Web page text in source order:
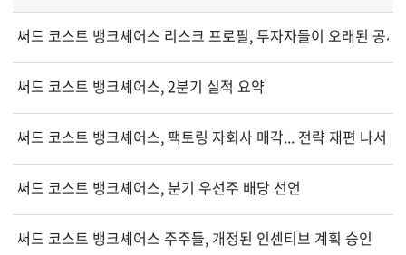
써드 코스트 뱅크셰어스 리스크 프로필, 투자자들이 오래된 공
써드 코스트 뱅크셰어스, 2분기 실적 요약
써드 코스트 뱅크셰어스, 팩토링 자회사 매각... 전략 재편 나서
써드 코스트 뱅크셰어스, 분기 우선주 배당 선언
써드 코스트 뱅크셰어스 주주들, 개정된 인센티브 계획 승인